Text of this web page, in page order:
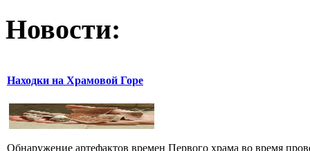
Новости:
Находки на Храмовой Горе
Обнаружение артефактов времен Первого храма во время